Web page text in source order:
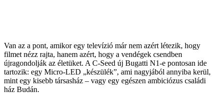
Van az a pont, amikor egy televízió már nem azért létezik, hogy
filmet nézz rajta, hanem azért, hogy a vendégek csendben
újragondolják az életüket. A C-Seed új Bugatti N1-e pontosan ide
tartozik: egy Micro-LED „készülék”, ami nagyjából annyiba kerül,
mint egy kisebb társasház – vagy egy egészen ambiciózus családi
ház Budán.